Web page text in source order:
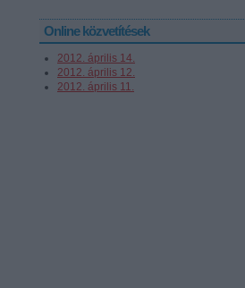
Online közvetítések
2012. április 14.
2012. április 12.
2012. április 11.